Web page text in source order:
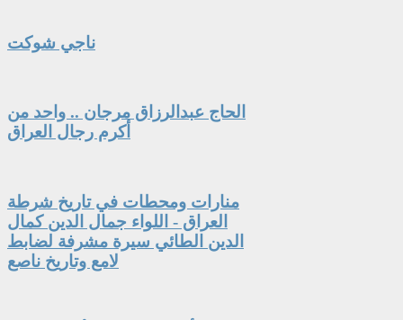
ناجي شوكت
الحاج عبدالرزاق مرجان .. واحد من
أكرم رجال العراق
منارات ومحطات في تاريخ شرطة
العراق - اللواء جمال الدين كمال
الدين الطائي سيرة مشرفة لضابط
لامع وتاريخ ناصع